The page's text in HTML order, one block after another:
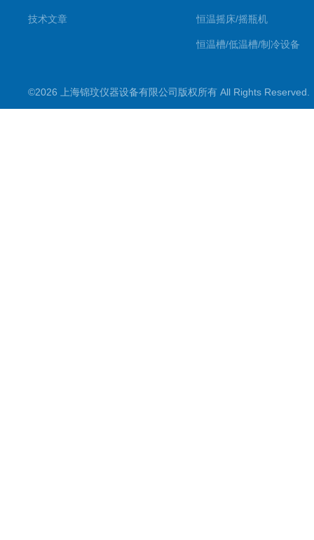
技术文章 恒温摇床/摇瓶机
恒温槽/低温槽/制冷设备
超声波仪器
©2026 上海锦玟仪器设备有限公司版权所有 All Rights